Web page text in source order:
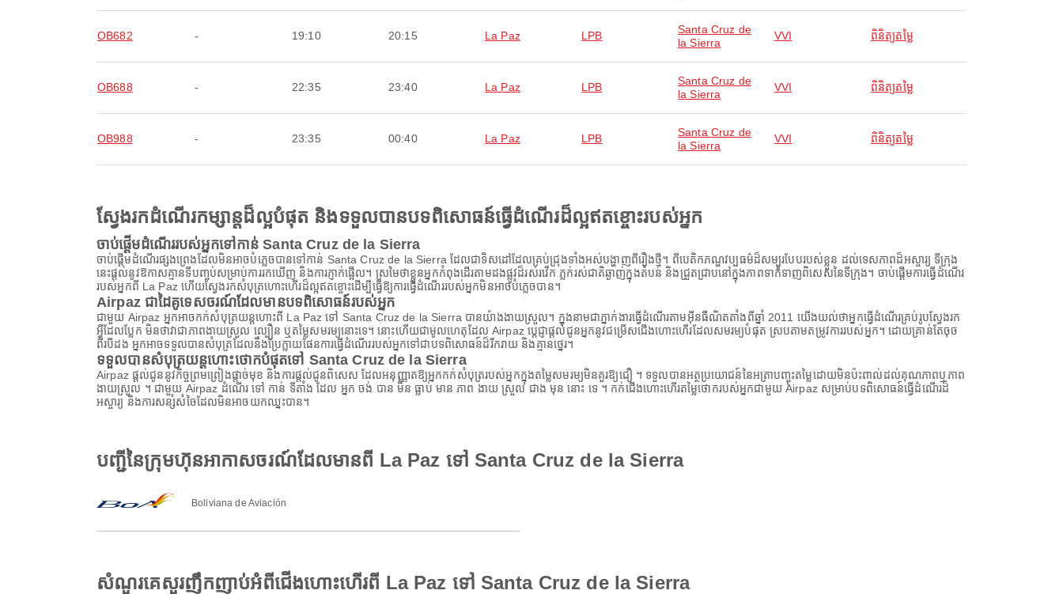
OB682 - 19:10 20:15 La Paz LPB
Santa Cruz de
la Sierra
VVI ពិនិត្យតម្លៃ
OB688 - 22:35 23:40 La Paz LPB
Santa Cruz de
la Sierra
VVI ពិនិត្យតម្លៃ
OB988 - 23:35 00:40 La Paz LPB
Santa Cruz de
la Sierra
VVI ពិនិត្យតម្លៃ
ស្វែងរកដំណើរកម្សាន្តដ៏ល្អបំផុត និងទទួលបានបទពិសោធន៍ធ្វើដំណើរដ៏ល្អឥតខ្ចោះរបស់អ្នក
ចាប់ផ្តើមដំណើររបស់អ្នកទៅកាន់ Santa Cruz de la Sierra
ចាប់ផ្តើមដំណើរផ្សងព្រេងដែលមិនអាចបំភ្លេចបានទៅកាន់ Santa Cruz de la Sierra ដែលជាទិសដៅដែលគ្រប់ជ្រុងទាំងអស់បង្ហាញពីរឿងថ្មី។ ពីបេតិកភណ្ឌវប្បធម៌ដ៏សម្បូរបែបរបស់ខ្លួន ដល់ទេសភាពដ៏អស្ចារ្យ ទីក្រុង
នេះផ្តល់នូវឱកាសគ្មានទីបញ្ចប់សម្រាប់ការរកឃើញ និងការភ្ញាក់ផ្អើល។ ស្រមៃថាខ្លួនអ្នកកំពុងដើរតាមដងផ្លូវដ៏រស់រវើក ភ្លក់រស់ជាតិឆ្ងាញ់ក្នុងតំបន់ និងជ្រួតជ្រាបនៅក្នុងភាពទាក់ទាញពិសេសនៃទីក្រុង។ ចាប់ផ្តើមការធ្វើដំណើរ
របស់អ្នកពី La Paz ហើយស្វែងរកសំបុត្រហោះហើរដ៏ល្អឥតខ្ចោះដើម្បីធ្វើឱ្យការធ្វើដំណើររបស់អ្នកមិនអាចបំភ្លេចបាន។
Airpaz ជាដៃគូទេសចរណ៍ដែលមានបទពិសោធន៍របស់អ្នក
ជាមួយ Airpaz អ្នកអាចកក់សំបុត្រយន្តហោះពី La Paz ទៅ Santa Cruz de la Sierra បានយ៉ាងងាយស្រួល។ ក្នុងនាមជាភ្នាក់ងារធ្វើដំណើរតាមអ៊ីនធឺណិតតាំងពីឆ្នាំ 2011 យើងយល់ថាអ្នកធ្វើដំណើរគ្រប់រូបស្វែងរក
អ្វីដែលប្លែក មិនថាវាជាភាពងាយស្រួល ល្បឿន ឬតម្លៃសមរម្យនោះទេ។ នោះហើយជាមូលហេតុដែល Airpaz ប្តេជ្ញាផ្តល់ជូនអ្នកនូវជម្រើសជើងហោះហើរដែលសមរម្យបំផុត ស្របតាមតម្រូវការរបស់អ្នក។ ដោយគ្រាន់តែចុច
ពីរបីដង អ្នកអាចទទួលបានសំបុត្រដែលនឹងប្រែក្លាយផែនការធ្វើដំណើររបស់អ្នកទៅជាបទពិសោធន៍ដ៏រីករាយ និងគ្មានថ្នេរ។
ទទួលបានសំបុត្រយន្តហោះថោកបំផុតទៅ Santa Cruz de la Sierra
Airpaz ផ្តល់ជូននូវកិច្ចព្រមព្រៀងផ្តាច់មុខ និងការផ្តល់ជូនពិសេស ដែលអនុញ្ញាតឱ្យអ្នកកក់សំបុត្ររបស់អ្នកក្នុងតម្លៃសមរម្យមិនគួរឱ្យជឿ ។ ទទួលបានអត្ថប្រយោជន៍នៃអត្រាបញ្ចុះតម្លៃដោយមិនប៉ះពាល់ដល់គុណភាពឬភាព
ងាយស្រួល ។ ជាមួយ Airpaz ដំណើរ ទៅ កាន់ ទីតាំង ដែល អ្នក ចង់ បាន មិន ធ្លាប់ មាន ភាព ងាយ ស្រួល ជាង មុន នោះ ទេ ។ កក់ជើងហោះហើរតម្លៃថោករបស់អ្នកជាមួយ Airpaz សម្រាប់បទពិសោធន៍ធ្វើដំណើរដ៏
អស្ចារ្យ និងការសន្សំសំចៃដែលមិនអាចយកឈ្នះបាន។
បញ្ជីនៃក្រុមហ៊ុនអាកាសចរណ៍ដែលមានពី La Paz ទៅ Santa Cruz de la Sierra
Boliviana de Aviación
សំណួរគេសួរញឹកញាប់អំពីជើងហោះហើរពី La Paz ទៅ Santa Cruz de la Sierra